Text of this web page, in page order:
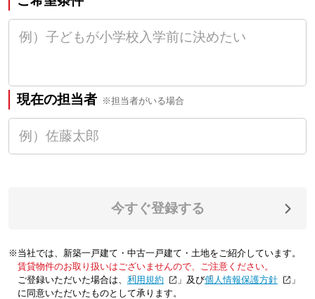
現在の担当者 ※担当者がいる場合
今すぐ登録する
※当社では、新築一戸建て・中古一戸建て・土地をご紹介しています。
賃貸物件のお取り扱いはございませんので、ご注意ください。
ご登録いただいた場合は、「利用規約 」及び「個人情報保護方針
」
に同意いただいたものとして承ります。